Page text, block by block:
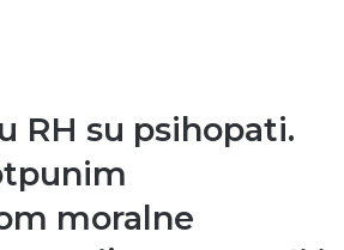
RH su psihopati.
moralne